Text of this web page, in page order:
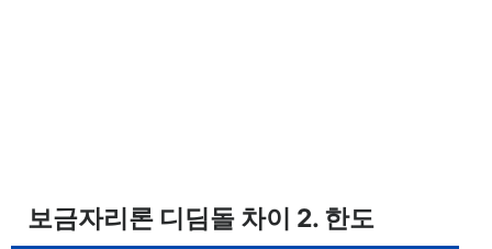
보금자리론 디딤돌 차이 2. 한도